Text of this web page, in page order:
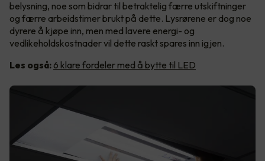
belysning, noe som bidrar til betraktelig færre utskiftninger
og færre arbeidstimer brukt på dette. Lysrørene er dog noe
dyrere å kjøpe inn, men med lavere energi- og
vedlikeholdskostnader vil dette raskt spares inn igjen.
Les også: 6 klare fordeler med å bytte til LED